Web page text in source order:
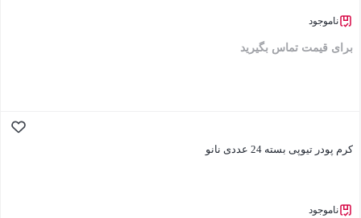
ناموجود
برای قیمت تماس بگیرید
کرم پودر تیوپی بسته 24 عددی نانو
ناموجود